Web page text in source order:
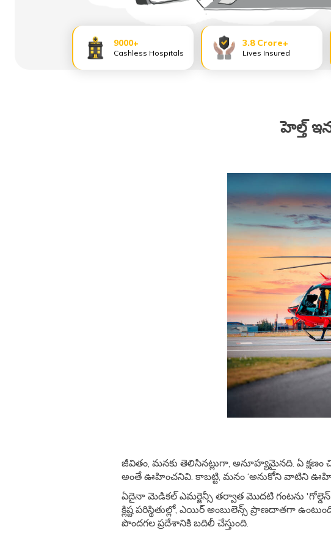
9000+
Cashless Hospitals
3.8 Crore+
Lives Insured
హెల్త్
జీవితం, మనకు తెలిసినట్లుగా, అనూహ్యమైనది. ఏ
అంతే ఊహించనివి. కాబట్టి, మనం ‘అనుకోని వాటిని
ఏదైనా మెడికల్ ఎమర్జెన్సీ తర్వాత మొదటి గంటను
క్లిష్ట పరిస్థితుల్లో, ఎయిర్ అంబులెన్స్ ప్రాణదాతగా
పొందగల ప్రదేశానికి బదిలీ చేస్తుంది.